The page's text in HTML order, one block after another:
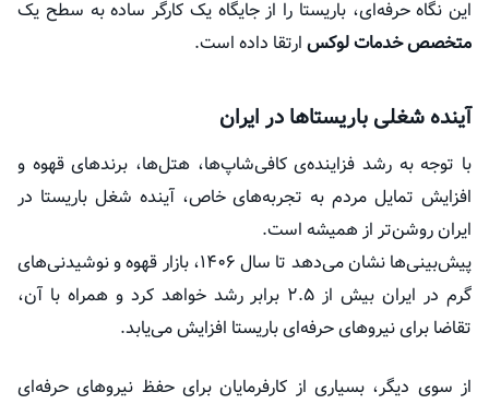
این نگاه حرفه‌ای، باریستا را از جایگاه یک کارگر ساده به سطح یک
متخصص خدمات لوکس ارتقا داده است.
آینده شغلی باریستاها در ایران
با توجه به رشد فزاینده‌ی کافی‌شاپ‌ها، هتل‌ها، برندهای قهوه و
افزایش تمایل مردم به تجربه‌های خاص، آینده شغل باریستا در
ایران روشن‌تر از همیشه است.
پیش‌بینی‌ها نشان می‌دهد تا سال ۱۴۰۶، بازار قهوه و نوشیدنی‌های
گرم در ایران بیش از ۲.۵ برابر رشد خواهد کرد و همراه با آن،
تقاضا برای نیروهای حرفه‌ای باریستا افزایش می‌یابد.
از سوی دیگر، بسیاری از کارفرمایان برای حفظ نیروهای حرفه‌ای